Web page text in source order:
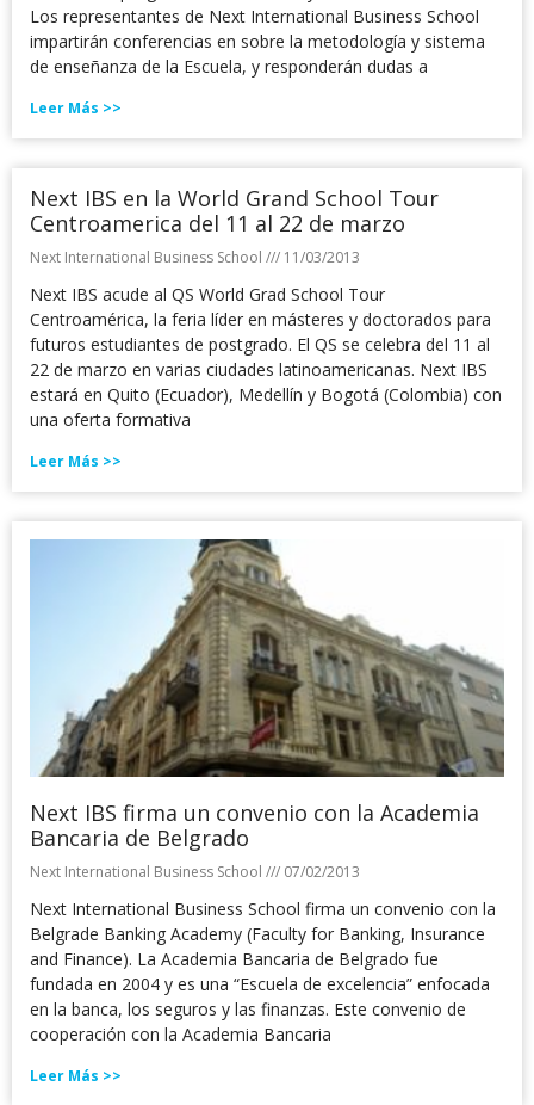
Los representantes de Next International Business School
impartirán conferencias en sobre la metodología y sistema
de enseñanza de la Escuela, y responderán dudas a
Leer Más >>
Next IBS en la World Grand School Tour
Centroamerica del 11 al 22 de marzo
Next International Business School 11/03/2013
Next IBS acude al QS World Grad School Tour
Centroamérica, la feria líder en másteres y doctorados para
futuros estudiantes de postgrado. El QS se celebra del 11 al
22 de marzo en varias ciudades latinoamericanas. Next IBS
estará en Quito (Ecuador), Medellín y Bogotá (Colombia) con
una oferta formativa
Leer Más >>
Next IBS firma un convenio con la Academia
Bancaria de Belgrado
Next International Business School 07/02/2013
Next International Business School firma un convenio con la
Belgrade Banking Academy (Faculty for Banking, Insurance
and Finance). La Academia Bancaria de Belgrado fue
fundada en 2004 y es una “Escuela de excelencia” enfocada
en la banca, los seguros y las finanzas. Este convenio de
cooperación con la Academia Bancaria
Leer Más >>